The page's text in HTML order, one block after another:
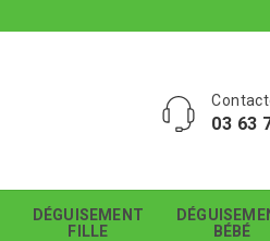
03 63
DÉGUISEMENT
FILLE
BÉBÉ